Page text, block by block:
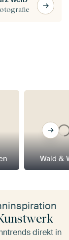
Wald &
direkt in